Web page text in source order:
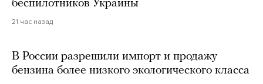
беспилотников Украины
21 час назад
В России разрешили импорт и продажу
бензина более низкого экологического класса